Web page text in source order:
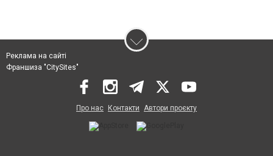
Реклама на сайті
Франшиза "CitySites"
Про нас Контакти Автори проєкту